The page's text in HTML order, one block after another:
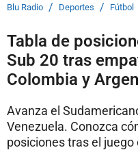
Blu Radio / Deportes / Fútbol
Tabla de
Sub 20 tras
Colombia y
Avanza el
Venezuela. Conozca
posiciones tras el